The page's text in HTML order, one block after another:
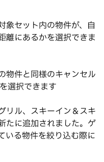
象セット内の物件が、自
離にあるかを選択できま
物件と同様のキャンセル
選択できます
リル、スキーイン＆スキ
たに追加されました。ゲ
いる物件を絞り込む際に